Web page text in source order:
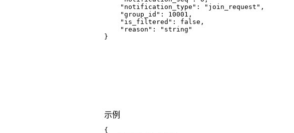
"notification_type" : "join_request" ,
"group_id" : 10001 ,
"is_filtered" : false ,
"reason" :
"string"
}
示例
{